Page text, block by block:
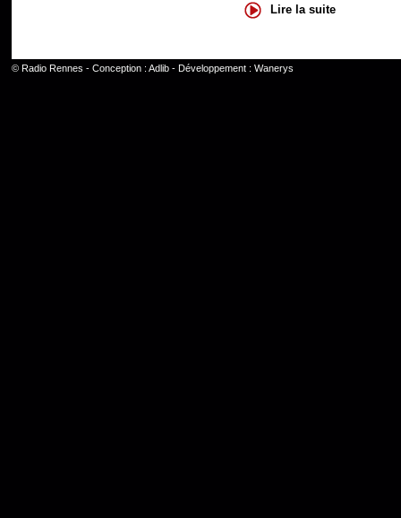
Lire la suite
© Radio Rennes - Conception : Adlib- Développement : Wanerys